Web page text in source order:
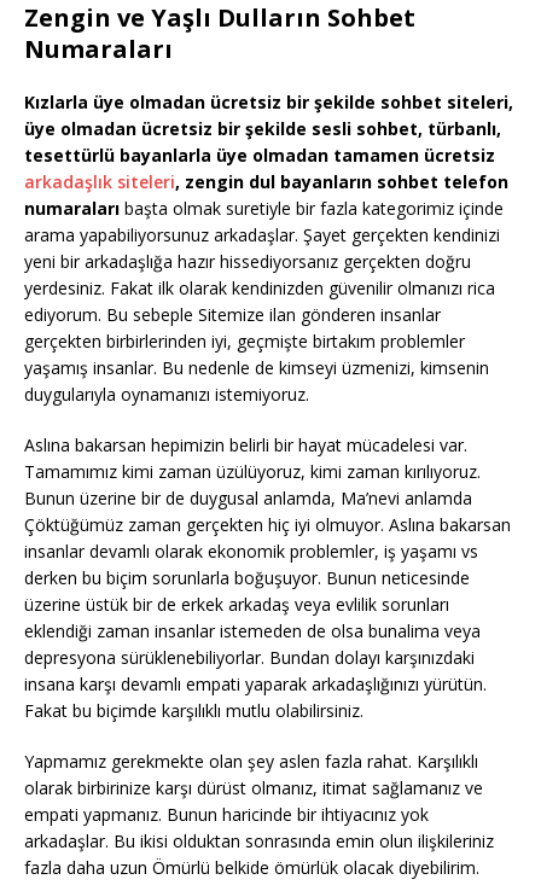
Zengin ve Yaşlı Dulların Sohbet
Numaraları
Kızlarla üye olmadan ücretsiz bir şekilde sohbet siteleri,
üye olmadan ücretsiz bir şekilde sesli sohbet, türbanlı,
tesettürlü bayanlarla üye olmadan tamamen ücretsiz
arkadaşlık siteleri, zengin dul bayanların sohbet telefon
numaraları başta olmak suretiyle bir fazla kategorimiz içinde
arama yapabiliyorsunuz arkadaşlar. Şayet gerçekten kendinizi
yeni bir arkadaşlığa hazır hissediyorsanız gerçekten doğru
yerdesiniz. Fakat ilk olarak kendinizden güvenilir olmanızı rica
ediyorum. Bu sebeple Sitemize ilan gönderen insanlar
gerçekten birbirlerinden iyi, geçmişte birtakım problemler
yaşamış insanlar. Bu nedenle de kimseyi üzmenizi, kimsenin
duygularıyla oynamanızı istemiyoruz.
Aslına bakarsan hepimizin belirli bir hayat mücadelesi var.
Tamamımız kimi zaman üzülüyoruz, kimi zaman kırılıyoruz.
Bunun üzerine bir de duygusal anlamda, Ma’nevi anlamda
Çöktüğümüz zaman gerçekten hiç iyi olmuyor. Aslına bakarsan
insanlar devamlı olarak ekonomik problemler, iş yaşamı vs
derken bu biçim sorunlarla boğuşuyor. Bunun neticesinde
üzerine üstük bir de erkek arkadaş veya evlilik sorunları
eklendiği zaman insanlar istemeden de olsa bunalima veya
depresyona sürüklenebiliyorlar. Bundan dolayı karşınızdaki
insana karşı devamlı empati yaparak arkadaşlığınızı yürütün.
Fakat bu biçimde karşılıklı mutlu olabilirsiniz.
Yapmamız gerekmekte olan şey aslen fazla rahat. Karşılıklı
olarak birbirinize karşı dürüst olmanız, itimat sağlamanız ve
empati yapmanız. Bunun haricinde bir ihtiyacınız yok
arkadaşlar. Bu ikisi olduktan sonrasında emin olun ilişkileriniz
fazla daha uzun Ömürlü belkide ömürlük olacak diyebilirim.